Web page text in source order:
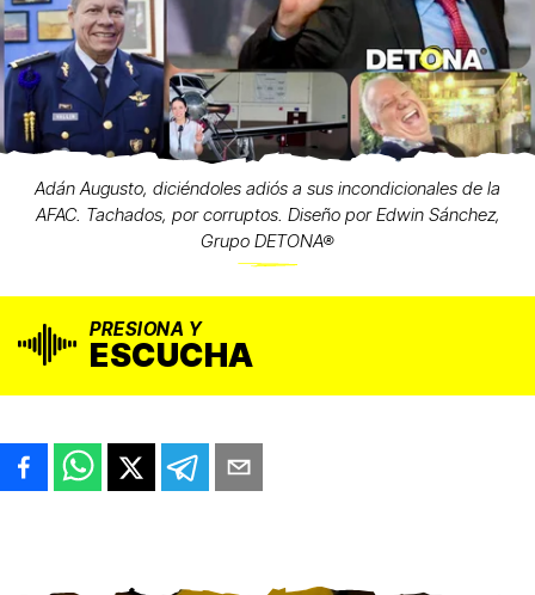
Adán Augusto, diciéndoles adiós a sus incondicionales de la
AFAC. Tachados, por corruptos. Diseño por Edwin Sánchez,
Grupo DETONA®
PRESIONA Y
ESCUCHA